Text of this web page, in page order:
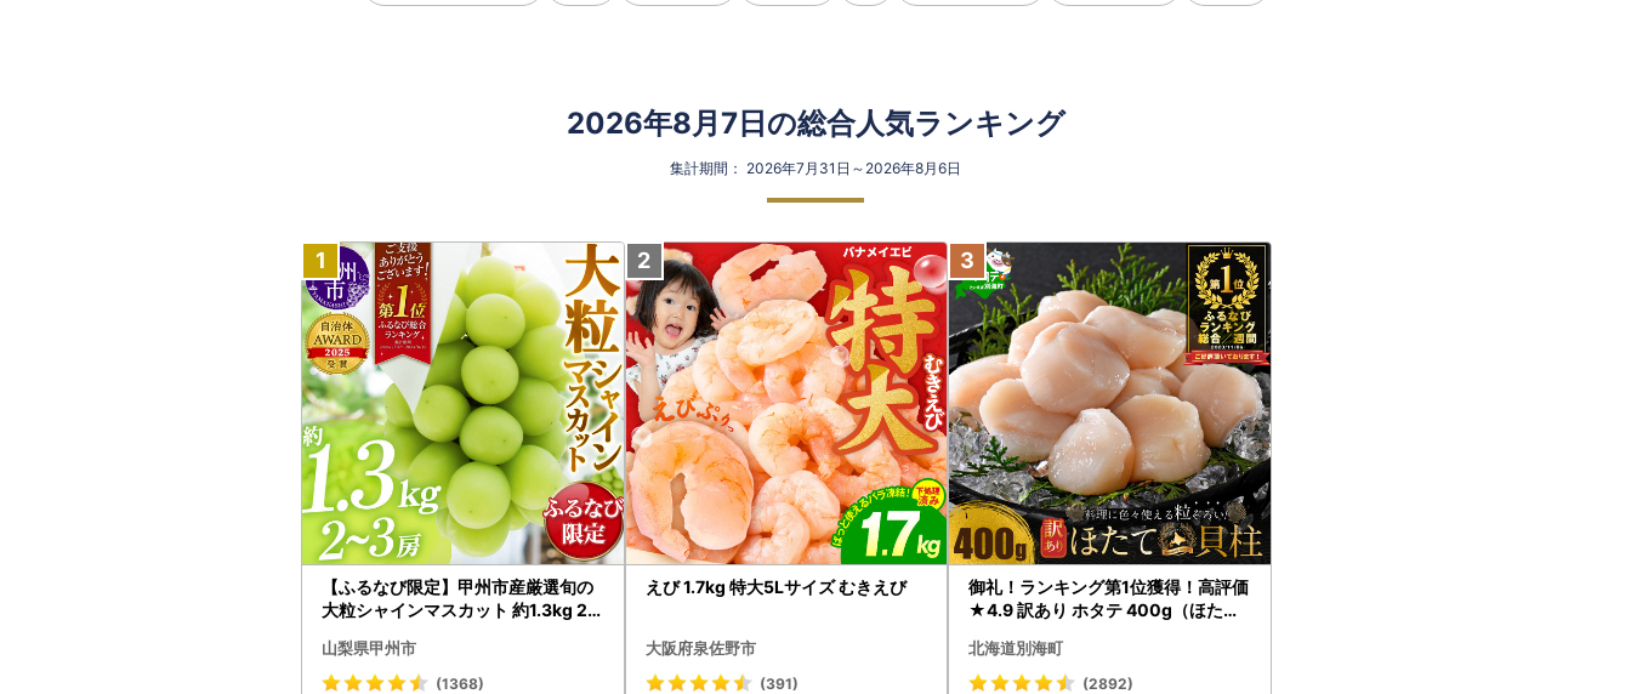
2026年8月7日の総合人気ランキング
集計期間： 2026年7月31日～2026年8月6日
【ふるなび限定】甲州市産厳選旬の
大粒シャインマスカット 約1.3kg 2
472 FN-Limited-VO シャインマス
カット フルーツ
山梨県甲州市
(1368)
えび 1.7kg 特大5Lサイズ むきえび
大阪府泉佐野市
(391)
御礼！ランキング第1位獲得！高評価
★4.9 訳あり ホタテ 400g（ほたて
北海道別海町
(2892)